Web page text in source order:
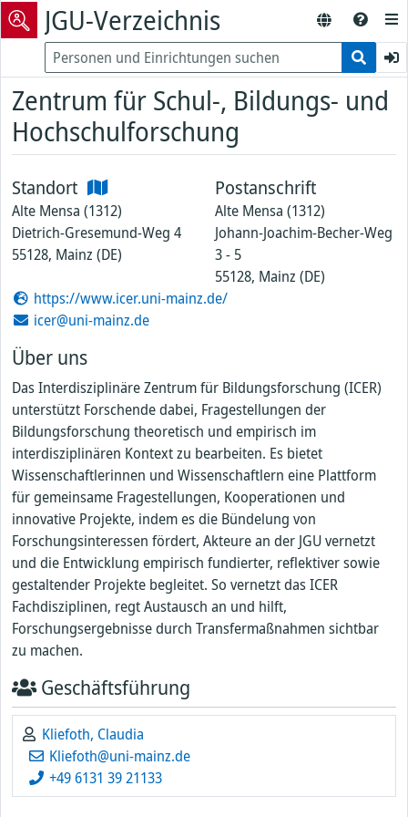
JGU-Verzeichnis
Zentrum für Schul-, Bildungs- und
Hochschulforschung
Standort
Alte Mensa (1312)
Dietrich-Gresemund-Weg 4
55128, Mainz (DE)
Postanschrift
Alte Mensa (1312)
Johann-Joachim-Becher-Weg
3 - 5
55128, Mainz (DE)
https://www.icer.uni-mainz.de/
icer@uni-mainz.de
Über uns
Das Interdisziplinäre Zentrum für Bildungsforschung (ICER)
unterstützt Forschende dabei, Fragestellungen der
Bildungsforschung theoretisch und empirisch im
interdisziplinären Kontext zu bearbeiten. Es bietet
Wissenschaftlerinnen und Wissenschaftlern eine Plattform
für gemeinsame Fragestellungen, Kooperationen und
innovative Projekte, indem es die Bündelung von
Forschungsinteressen fördert, Akteure an der JGU vernetzt
und die Entwicklung empirisch fundierter, reflektiver sowie
gestaltender Projekte begleitet. So vernetzt das ICER
Fachdisziplinen, regt Austausch an und hilft,
Forschungsergebnisse durch Transfermaßnahmen sichtbar
zu machen.
Geschäftsführung
Kliefoth, Claudia
Kliefoth@uni-mainz.de
+49 6131 39 21133